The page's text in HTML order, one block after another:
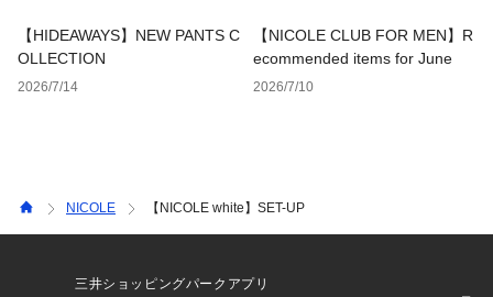
【HIDEAWAYS】NEW PANTS C
OLLECTION
2026/7/14
【NICOLE CLUB FOR MEN】R
ecommended items for June
2026/7/10
NICOLE 【NICOLE white】SET-UP
三井ショッピングパークアプリ